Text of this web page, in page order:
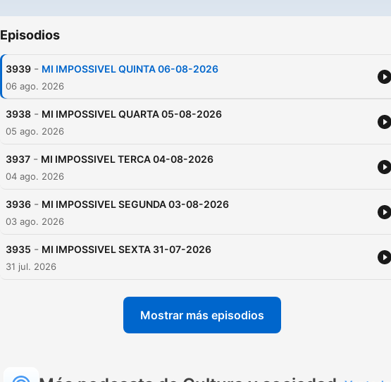
Episodios
3939 - MI IMPOSSIVEL QUINTA 06-08-2026
06 ago. 2026
3938 - MI IMPOSSIVEL QUARTA 05-08-2026
05 ago. 2026
3937 - MI IMPOSSIVEL TERCA 04-08-2026
04 ago. 2026
3936 - MI IMPOSSIVEL SEGUNDA 03-08-2026
03 ago. 2026
3935 - MI IMPOSSIVEL SEXTA 31-07-2026
31 jul. 2026
Mostrar más episodios